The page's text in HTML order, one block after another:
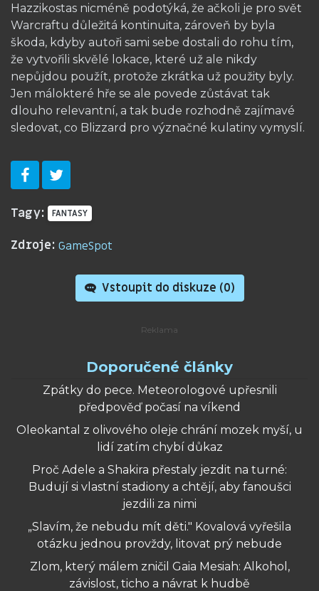
Hazzikostas nicméně podotýká, že ačkoli je pro svět
Warcraftu důležitá kontinuita, zároveň by byla
škoda, kdyby autoři sami sebe dostali do rohu tím,
že vytvořili skvělé lokace, které už ale nikdy
nepůjdou použít, protože zkrátka už použity byly.
Jen málokteré hře se ale povede zůstávat tak
dlouho relevantní, a tak bude rozhodně zajímavé
sledovat, co Blizzard pro význačné kulatiny vymyslí.
Tagy: FANTASY
Zdroje: GameSpot
Vstoupit do diskuze (0)
Doporučené články
Zpátky do pece. Meteorologové upřesnili
předpověď počasí na víkend
Oleokantal z olivového oleje chrání mozek myší, u
lidí zatím chybí důkaz
Proč Adele a Shakira přestaly jezdit na turné:
Budují si vlastní stadiony a chtějí, aby fanoušci
jezdili za nimi
„Slavím, že nebudu mít děti." Kovalová vyřešila
otázku jednou provždy, litovat prý nebude
Zlom, který málem zničil Gaia Mesiah: Alkohol,
závislost, ticho a návrat k hudbě